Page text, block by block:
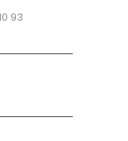
93